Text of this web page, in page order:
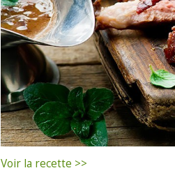
Voir la recette >>